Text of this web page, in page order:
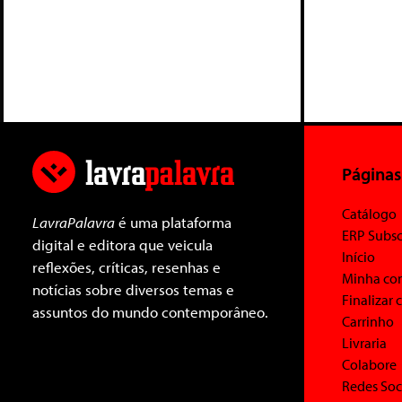
LavraPalavraé uma plataforma
digital e editora que veicula
reflexões, críticas, resenhas e
notícias sobre diversos temas e
assuntos do mundo contemporâneo.
Páginas
Catálogo
ERP
Início
Minha
Finalizar
Carrinho
Livraria
Colabore
Redes